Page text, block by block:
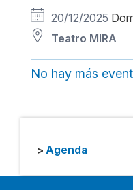
20/12/2025
Teatro MIRA
No hay más
> Agenda